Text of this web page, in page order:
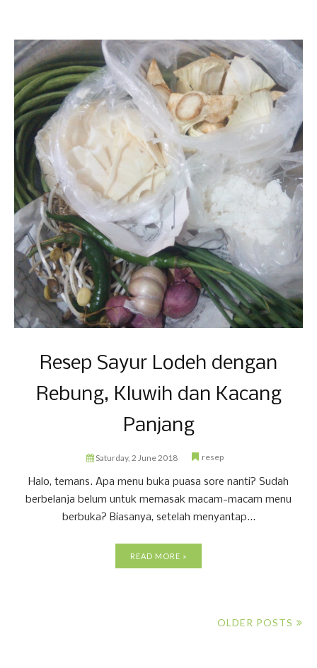
Resep Sayur Lodeh dengan
Rebung, Kluwih dan Kacang
Panjang
Saturday, 2 June 2018 resep
Halo, temans. Apa menu buka puasa sore nanti? Sudah
berbelanja belum untuk memasak macam-macam menu
berbuka? Biasanya, setelah menyantap...
READ MORE »
OLDER POSTS